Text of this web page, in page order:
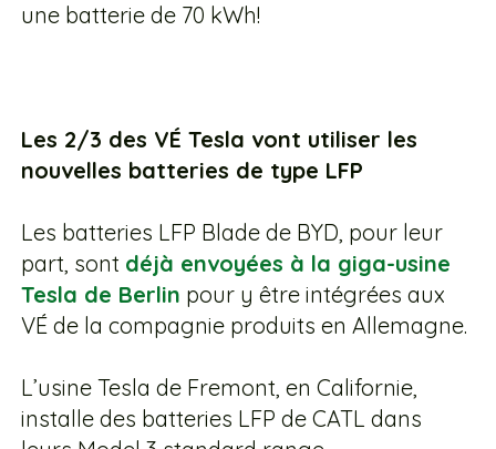
une batterie de 70 kWh!
Les 2/3 des VÉ Tesla vont utiliser les
nouvelles batteries de type LFP
Les batteries LFP Blade de BYD, pour leur
part, sont déjà envoyées à la giga-usine
Tesla de Berlin pour y être intégrées aux
VÉ de la compagnie produits en Allemagne.
L’usine Tesla de Fremont, en Californie,
installe des batteries LFP de CATL dans